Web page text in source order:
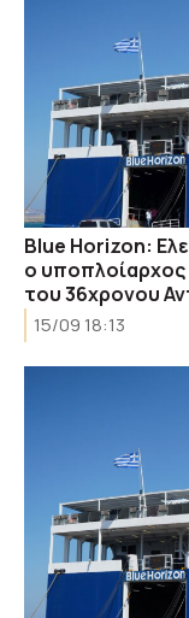
Blue Horizon:
ο υποπλοίαρχος
του 36χρονου
15/09 18:13